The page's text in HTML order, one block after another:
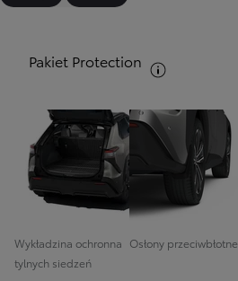
Pakiet Protection
Wykładzina ochronna
tylnych siedzeń
Osłony przeciwbłotne